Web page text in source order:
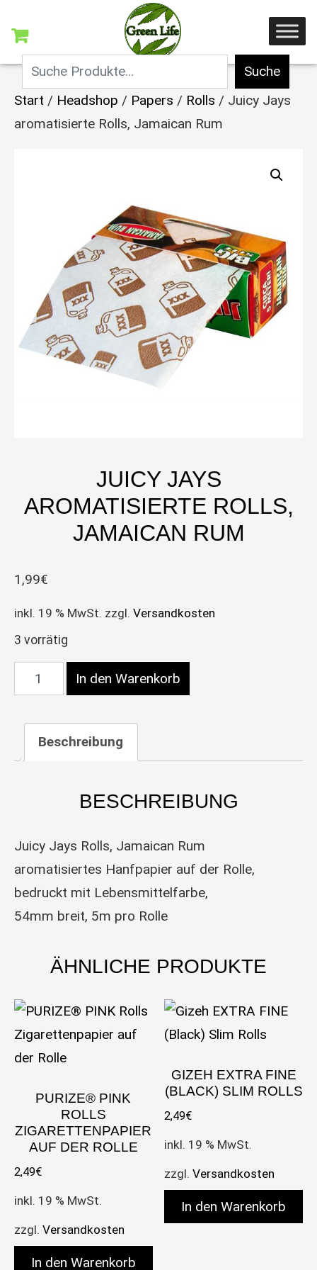
Suche
Start / Headshop / Papers / Rolls / Juicy Jays
aromatisierte Rolls, Jamaican Rum
JUICY JAYS
AROMATISIERTE ROLLS,
JAMAICAN RUM
1,99€
inkl. 19 % MwSt. zzgl. Versandkosten
3 vorrätig
Juicy Jays aromatisierte Rolls, Jamaican Rum
In den Warenkorb
Beschreibung
BESCHREIBUNG
Juicy Jays Rolls, Jamaican Rum
aromatisiertes Hanfpapier auf der Rolle,
bedruckt mit Lebensmittelfarbe,
54mm breit, 5m pro Rolle
ÄHNLICHE PRODUKTE
PURIZE® PINK
ROLLS
ZIGARETTENPAPIER
AUF DER ROLLE
2,49€
inkl. 19 % MwSt.
zzgl. Versandkosten
In den Warenkorb
GIZEH EXTRA FINE
(BLACK) SLIM ROLLS
2,49€
inkl. 19 % MwSt.
zzgl.Versandkosten
In den Warenkorb